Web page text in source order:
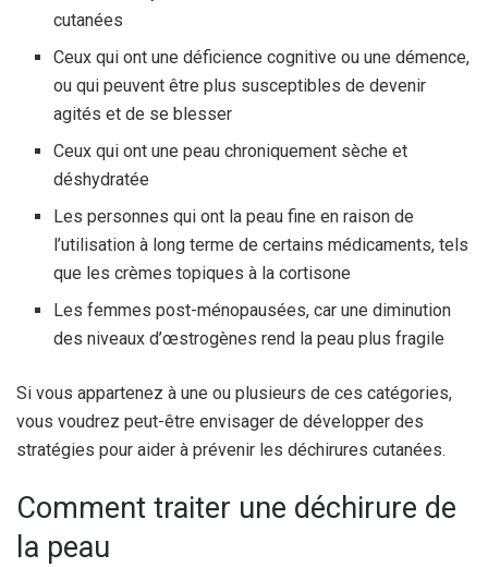
cutanées
Ceux qui ont une déficience cognitive ou une démence,
ou qui peuvent être plus susceptibles de devenir
agités et de se blesser
Ceux qui ont une peau chroniquement sèche et
déshydratée
Les personnes qui ont la peau fine en raison de
l’utilisation à long terme de certains médicaments, tels
que les crèmes topiques à la cortisone
Les femmes post-ménopausées, car une diminution
des niveaux d’œstrogènes rend la peau plus fragile
Si vous appartenez à une ou plusieurs de ces catégories,
vous voudrez peut-être envisager de développer des
stratégies pour aider à prévenir les déchirures cutanées.
Comment traiter une déchirure de
la peau